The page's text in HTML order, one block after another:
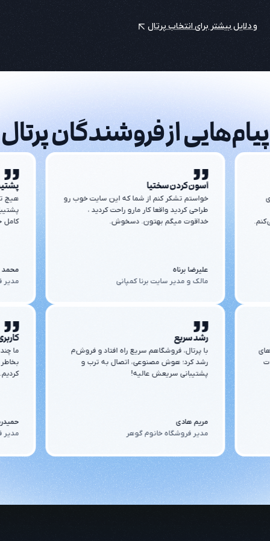
و دلایل بیشتر برای انتخاب پرتال
پیام‌هایی از فروشندگان پرتال
آسون کردن سختیا
خواستم تشکر کنم از شما که این سایت خوب رو
طراحی کردید واقعا کار مارو راحت کردید ،
خداقوت میگم بهتون. دسخوش.
علیرضا برناه
مالک و مدیر سایت برنا کمپانی
رشد سریع
با پرتال، فروشگاهم سریع راه افتاد و فروش‌م
رشد کرد؛ هوش مصنوعی، اتصال به ترب و
پشتیبانی سریعش عالیه!
مریم هادی
مدیر فروشگاه خانوم گوهر
هیچ
کامل
محمد
مدیر
ما
کردیم.
مدیر